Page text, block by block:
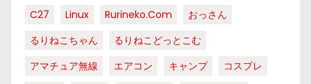
C27 Linux Rurineko.com
おっさん
るりねこちゃん
るりねこどっとこむ
アマチュア無線
エアコン キャンプ
コスプレ